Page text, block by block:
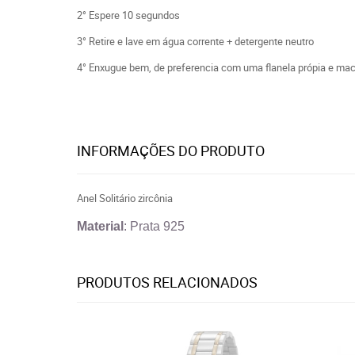
2° Espere 10 segundos
3° Retire e lave em água corrente + detergente neutro
4° Enxugue bem, de preferencia com uma flanela própia e
INFORMAÇÕES DO PRODUTO
Anel Solitário zircônia
Material : Prata 925
PRODUTOS RELACIONADOS